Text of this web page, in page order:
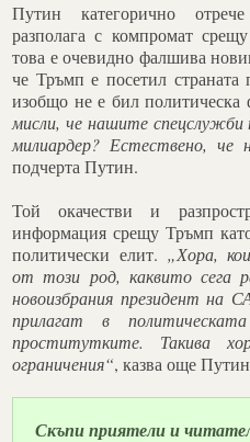
Путин категорично
разполага с компромат
това е очевидно фалшива
че Тръмп е посетил страната
изобщо не е бил политическа
мисли, че нашите спецслужби
милиардер? Естествено, че
подчерта Путин.
Той окачестви и
информация срещу Тръмп
политически елит. „Хора,
от този род, каквито сега
новоизбрания президент на
прилагат в
проститутките. Такива
ограничения“, казва още
Скъпи приятели и